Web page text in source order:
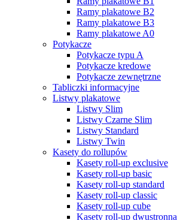
Ramy plakatowe B2
Ramy plakatowe B3
Ramy plakatowe A0
Potykacze
Potykacze typu A
Potykacze kredowe
Potykacze zewnętrzne
Tabliczki informacyjne
Listwy plakatowe
Listwy Slim
Listwy Czarne Slim
Listwy Standard
Listwy Twin
Kasety do rollupów
Kasety roll-up exclusive
Kasety roll-up basic
Kasety roll-up standard
Kasety roll-up classic
Kasety roll-up cube
Kasety roll-up dwustronna